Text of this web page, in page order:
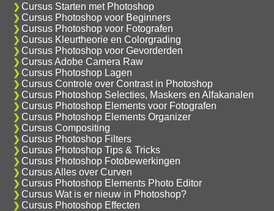
Cursus Starten met Photoshop
Cursus Photoshop voor Beginners
Cursus Photoshop voor Fotografen
Cursus Kleurtheorie en Colorgrading
Cursus Photoshop voor Gevorderden
Cursus Adobe Camera Raw
Cursus Photoshop Lagen
Cursus Controle over Contrast in Photoshop
Cursus Photoshop Selecties, Maskers en Alfakanalen
Cursus Photoshop Elements voor Fotografen
Cursus Photoshop Elements Organizer
Cursus Compositing
Cursus Photoshop Filters
Cursus Photoshop Tips & Tricks
Cursus Photoshop Fotobewerkingen
Cursus Alles over Curven
Cursus Photoshop Elements Photo Editor
Cursus Wat is er nieuw in Photoshop?
Cursus Photoshop Effecten